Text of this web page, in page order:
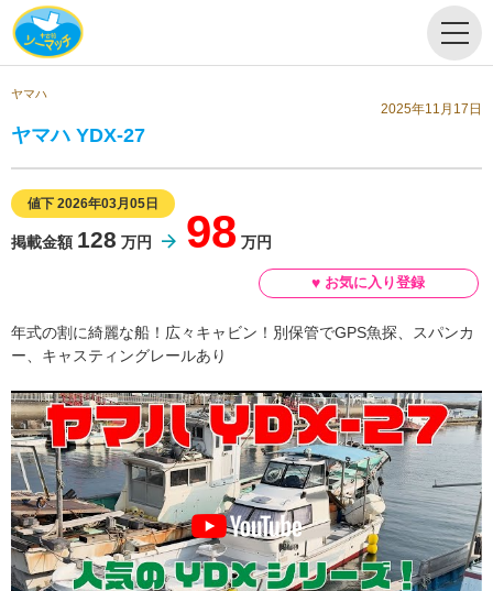
ヤマハ
2025年11月17日
ヤマハ YDX-27
値下 2026年03月05日
掲載金額 128 万円 98 万円
年式の割に綺麗な船！広々キャビン！別保管でGPS魚探、スパンカ
ー、キャスティングレールあり